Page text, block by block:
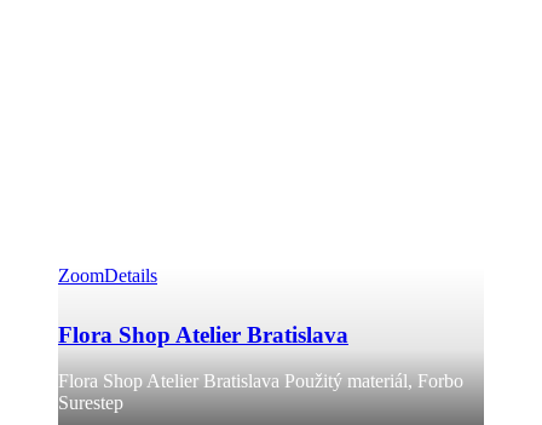
ZoomDetails
Flora Shop Atelier Bratislava
Flora Shop Atelier Bratislava Použitý materiál, Forbo
Surestep